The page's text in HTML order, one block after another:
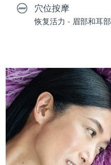
穴位按摩
恢复活力 - 眉部和耳部